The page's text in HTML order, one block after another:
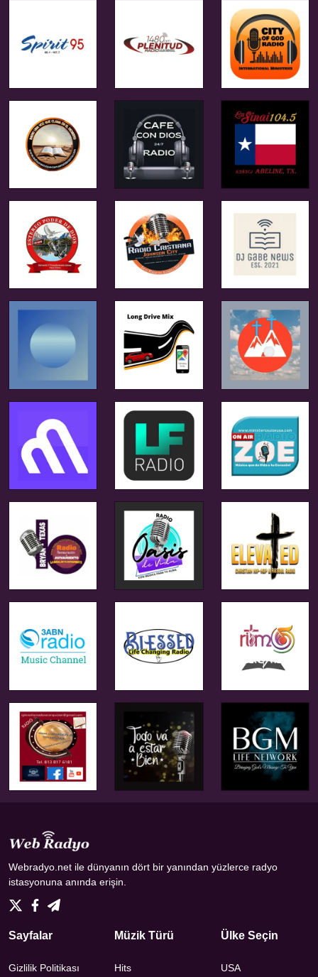
Webradyo.net ile dünyanın dört bir yanından yüzlerce radyo
istasyonuna anında erişin.
Sayfalar
Gizlilik Politikası
Müzik Türü
Hits
Ülke Seçin
USA